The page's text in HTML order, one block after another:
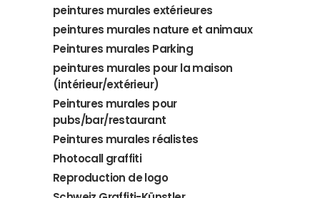
peintures murales extérieures
peintures murales nature et animaux
Peintures murales Parking
peintures murales pour la maison
(intérieur/extérieur)
Peintures murales pour
pubs/bar/restaurant
Peintures murales réalistes
Photocall graffiti
Reproduction de logo